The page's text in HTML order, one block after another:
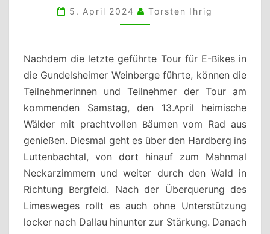
WÄLDER
–
BÄUME“
5. April 2024 Torsten Ihrig
Nachdem die letzte geführte Tour für E-Bikes in
die Gundelsheimer Weinberge führte, können die
Teilnehmerinnen und Teilnehmer der Tour am
kommenden Samstag, den 13.April heimische
Wälder mit prachtvollen Bäumen vom Rad aus
genießen. Diesmal geht es über den Hardberg ins
Luttenbachtal, von dort hinauf zum Mahnmal
Neckarzimmern und weiter durch den Wald in
Richtung Bergfeld. Nach der Überquerung des
Limesweges rollt es auch ohne Unterstützung
locker nach Dallau hinunter zur Stärkung. Danach